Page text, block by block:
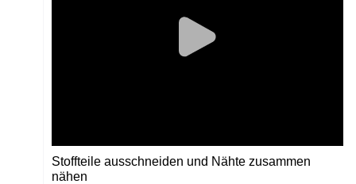
Stoffteile ausschneiden und Nähte zusammen
nähen